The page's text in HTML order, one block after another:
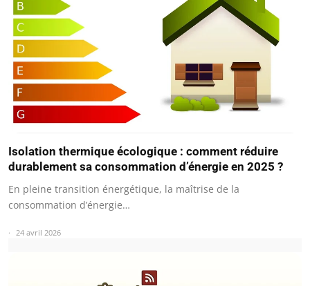
Isolation thermique écologique : comment réduire
durablement sa consommation d’énergie en 2025 ?
En pleine transition énergétique, la maîtrise de la
consommation d’énergie…
24 avril 2026